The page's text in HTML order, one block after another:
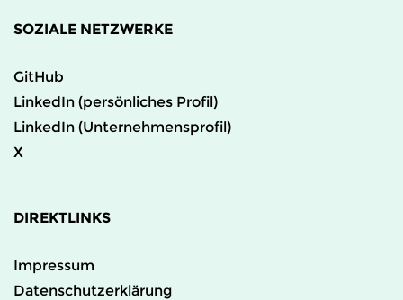
SOZIALE NETZWERKE
GitHub
LinkedIn (persönliches Profil)
LinkedIn (Unternehmensprofil)
X
DIREKTLINKS
Impressum
Datenschutzerklärung